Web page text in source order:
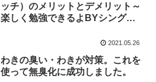
ッチ）のメリットとデメリット～
楽しく勉強できるよBYシングル
2021.05.26
わきの臭い・わきが対策。これを
使って無臭化に成功しました。